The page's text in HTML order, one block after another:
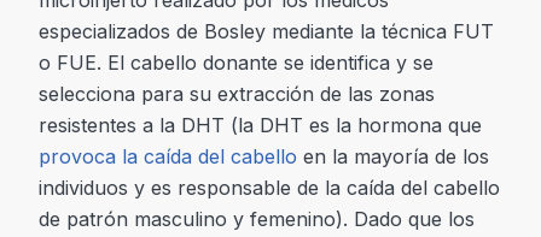
especializados de Bosley mediante la técnica FUT
o FUE. El cabello donante se identifica y se
selecciona para su extracción de las zonas
resistentes a la DHT (la DHT es la hormona que
provoca la caída del cabello en la mayoría de los
individuos y es responsable de la caída del cabello
de patrón masculino y femenino). Dado que los